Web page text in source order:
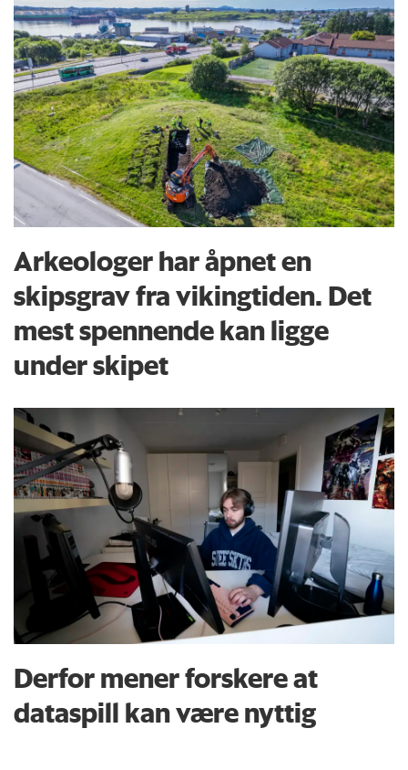
Arkeologer har åpnet en
skipsgrav fra vikingtiden. Det
mest spennende kan ligge
under skipet
Derfor mener forskere at
dataspill kan være nyttig